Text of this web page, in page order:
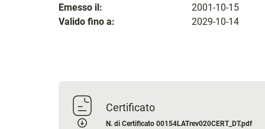
Emesso il:
2001-10-15
Valido fino a:
2029-10-14
Certificato
N. di Certificato 00154LATrev020CERT_DT.pdf